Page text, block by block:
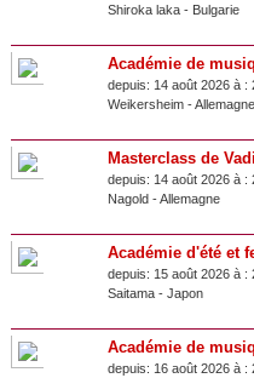
Shiroka laka- Bulgarie
Académie de
depuis: 14 août 2026 à :
Weikersheim-Allemagne
Masterclass de
depuis: 14 août 2026 à :
Nagold -Allemagne
Académie d'été et
depuis: 15 août 2026 à :
Saitama- Japon
Académie de
depuis: 16 août 2026 à :